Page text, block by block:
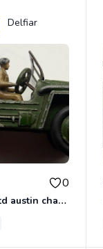
Delfiar
0
meccano ltd austin champ N°674